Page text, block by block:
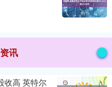
讯
收高 英特尔